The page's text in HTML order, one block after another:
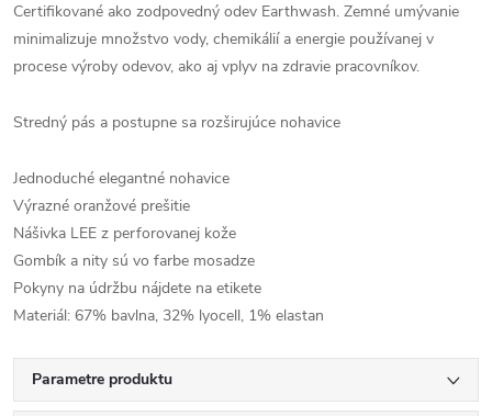
Certifikované ako zodpovedný odev Earthwash. Zemné umývanie
minimalizuje množstvo vody, chemikálií a energie používanej v
procese výroby odevov, ako aj vplyv na zdravie pracovníkov.
Stredný pás a postupne sa rozširujúce nohavice
Jednoduché elegantné nohavice
Výrazné oranžové prešitie
Nášivka LEE z perforovanej kože
Gombík a nity sú vo farbe mosadze
Pokyny na údržbu nájdete na etikete
Materiál: 67% bavlna, 32% lyocell, 1% elastan
Parametre produktu